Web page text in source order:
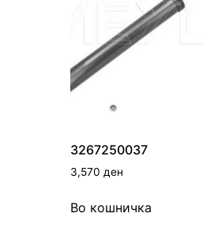
3267250037
3,570ден
Во кошничка